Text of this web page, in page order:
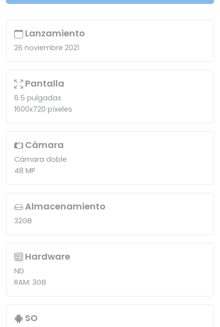
Lanzamiento
26 noviembre 2021
Pantalla
6.5 pulgadas
1600x720 píxeles
Cámara
Cámara doble
48 MP
Almacenamiento
32GB
Hardware
ND
RAM: 3GB
SO